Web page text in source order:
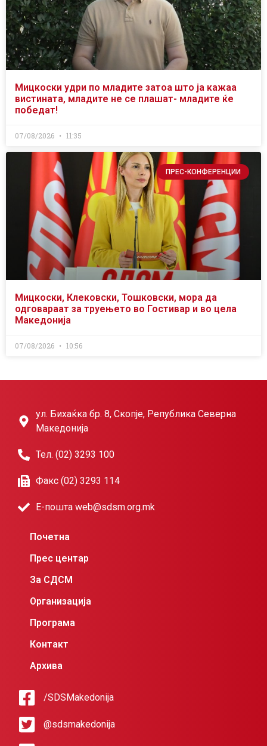
Мицкоски удри по младите затоа што ја кажаа
вистината, младите не се плашат- младите ќе
победат!
07/08/2026 11:35
ПРЕС-КОНФЕРЕНЦИИ
Мицкоски, Клековски, Тошковски, мора да
одговараат за труењето во Гостивар и во цела
Македонија
07/08/2026 10:56
ул. Бихаќка бр. 8, Скопје, Република Северна
Македонија
Тел. (02) 3293 100
Факс (02) 3293 114
Е-пошта web@sdsm.org.mk
Почетна
Прес центар
За СДСМ
Организација
Програма
Контакт
Архива
/SDSMakedonija
@sdsmakedonija